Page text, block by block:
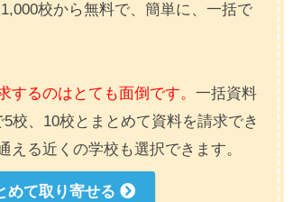
校から無料で、簡単に、一括で
するのはとても面倒です。一括資料
校、10校とまとめて資料を請求でき
る近くの学校も選択できます。
めて取り寄せる